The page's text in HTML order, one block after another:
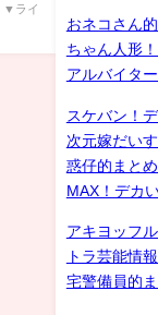
▼ライ
おネコさん
ちゃん人形
アルバイタ
スケバン！
次元嫁だい
惑仔的まと
MAX！デカ
アキヨッフ
トラ芸能情
宅警備員的ま